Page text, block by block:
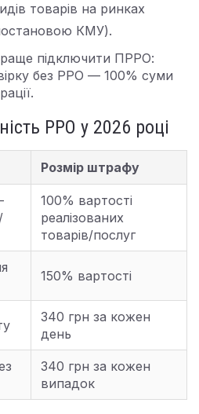
товарів на ринках
КМУ).
підключити ПРРО:
без РРО — 100% суми
РРО у 2026 році
Розмір штрафу
100% вартості
реалізованих
товарів/послуг
150% вартості
340 грн за кожен
день
340 грн за кожен
випадок